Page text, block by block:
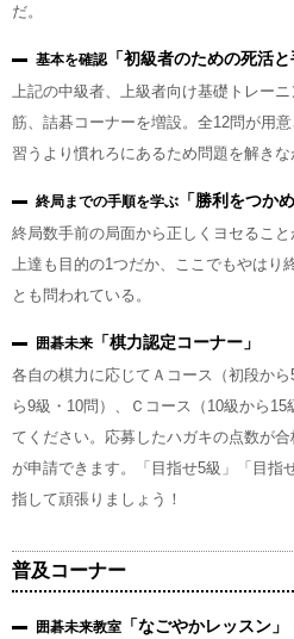
だ。
基本を確認 「初級者のための死活と
上記の中級者、上級者向け基礎トレー
筋、詰碁コーナーを増設。全12問が用
習うより慣れろにあるため問題を解きな
終局までの手順を学ぶ 「勝利をつか
終局数手前の局面から正しくヨセるこ
上達も目的の1つだか、ここでもやはり
とも問われている。
囲碁未来 「棋力認定コーナー」
各自の棋力に応じてＡコース（初段か
ら9級・10問）、Ｃコース（10級から
てください。応募したハガキの点数が
が申請できます。「目指せ5級」「目指
指して頑張りましょう！
普及コーナー
囲碁未来教室 「なごやかレッスン」